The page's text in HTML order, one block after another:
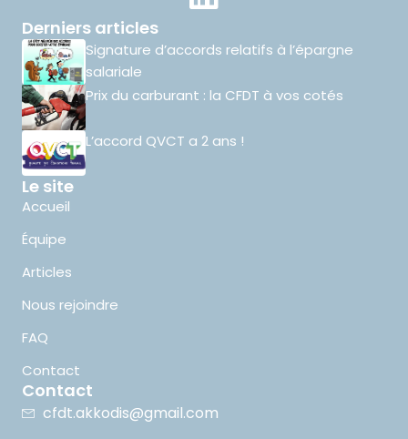
Derniers articles
Signature d’accords relatifs à l’épargne
salariale
Prix du carburant : la CFDT à vos cotés
L’accord QVCT a 2 ans !
Le site
Accueil
Équipe
Articles
Nous rejoindre
FAQ
Contact
Contact
cfdt.akkodis@gmail.com